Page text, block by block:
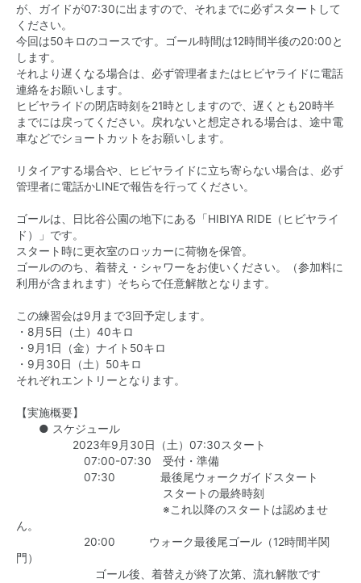
が、ガイドが07:30に出ますので、それまでに必ずスタートして
ください。
今回は50キロのコースです。ゴール時間は12時間半後の20:00と
します。
それより遅くなる場合は、必ず管理者またはヒビヤライドに電話
連絡をお願いします。
ヒビヤライドの閉店時刻を21時としますので、遅くとも20時半
までには戻ってください。戻れないと想定される場合は、途中電
車などでショートカットをお願いします。
リタイアする場合や、ヒビヤライドに立ち寄らない場合は、必ず
管理者に電話かLINEで報告を行ってください。
ゴールは、日比谷公園の地下にある「HIBIYA RIDE（ヒビヤライ
ド）」です。
スタート時に更衣室のロッカーに荷物を保管。
ゴールののち、着替え・シャワーをお使いください。（参加料に
利用が含まれます）そちらで任意解散となります。
この練習会は9月まで3回予定します。
・8月5日（土）40キロ
・9月1日（金）ナイト50キロ
・9月30日（土）50キロ
それぞれエントリーとなります。
【実施概要】
● スケジュール
2023年9月30日（土）07:30スタート
07:00-07:30 受付・準備
07:30 最後尾ウォークガイドスタート
スタートの最終時刻
※これ以降のスタートは認めませ
ん。
20:00 ウォーク最後尾ゴール（12時間半関
門）
ゴール後、着替えが終了次第、流れ解散です